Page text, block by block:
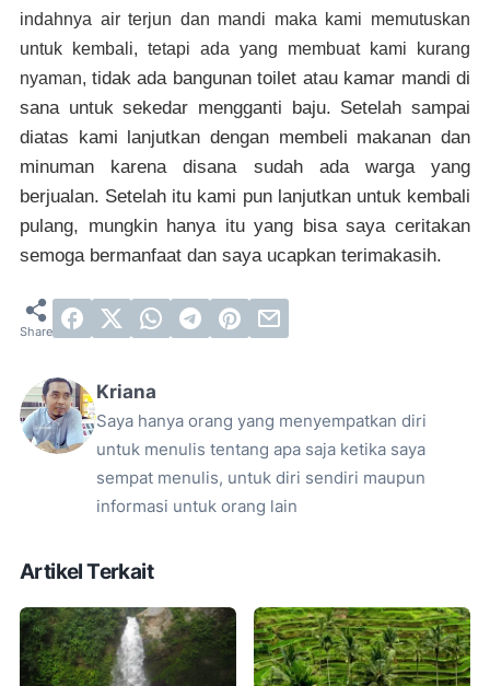
indahnya air terjun dan mandi maka kami memutuskan
untuk kembali, tetapi ada yang membuat kami kurang
nyaman, tidak ada bangunan toilet atau kamar mandi di
sana untuk sekedar mengganti baju. Setelah sampai
diatas kami lanjutkan dengan membeli makanan dan
minuman karena disana sudah ada warga yang
berjualan. Setelah itu kami pun lanjutkan untuk kembali
pulang, mungkin hanya itu yang bisa saya ceritakan
semoga bermanfaat dan saya ucapkan terimakasih.
Kriana
Saya hanya orang yang menyempatkan diri
untuk menulis tentang apa saja ketika saya
sempat menulis, untuk diri sendiri maupun
informasi untuk orang lain
Artikel Terkait